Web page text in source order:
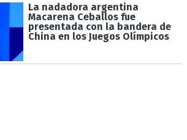
La nadadora argentina
Macarena Ceballos fue
presentada con la bandera de
China en los Juegos Olímpicos